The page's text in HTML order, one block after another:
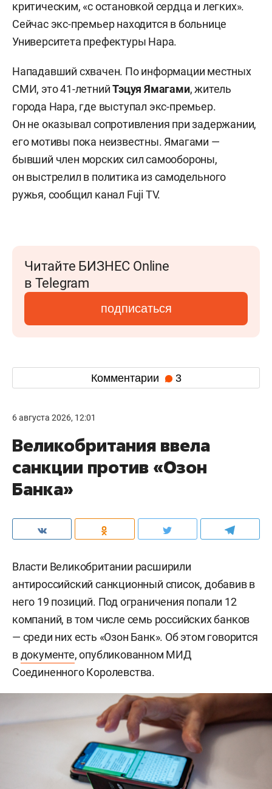
критическим, «с остановкой сердца и легких».
Сейчас экс-премьер находится в больнице
Университета префектуры Нара.
Нападавший схвачен. По информации местных
СМИ, это 41-летнийТэцуя Ямагами, житель
города Нара, где выступал экс-премьер.
Он не оказывал сопротивления при задержании,
его мотивы пока неизвестны. Ямагами —
бывший член морских сил самообороны,
он выстрелил в политика из самодельного
ружья, сообщил канал Fuji TV.
Читайте БИЗНЕС Online
в Telegram
подписаться
Комментарии 3
6 августа 2026, 12:01
Великобритания ввела
санкции против «Озон
Банка»
Власти Великобритании расширили
антироссийский санкционный список, добавив в
него 19 позиций. Под ограничения попали 12
компаний, в том числе семь российских банков
— среди них есть «Озон Банк». Об этом говорится
вдокументе, опубликованном МИД
Соединенного Королевства.